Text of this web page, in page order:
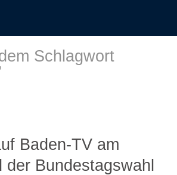
Schlagwort
Baden-TV am
der Bundestagswahl